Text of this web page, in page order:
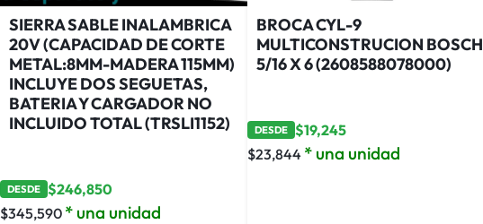
SIERRA SABLE INALAMBRICA
20V (CAPACIDAD DE CORTE
METAL:8MM-MADERA 115MM)
INCLUYE DOS SEGUETAS,
BATERIA Y CARGADOR NO
INCLUIDO TOTAL (TRSLI1152)
DESDE $246,850
$345,590 * una unidad
BROCA CYL-9
MULTICONSTRUCION BOSCH
5/16 X 6 (2608588078000)
DESDE $19,245
$23,844 * una unidad